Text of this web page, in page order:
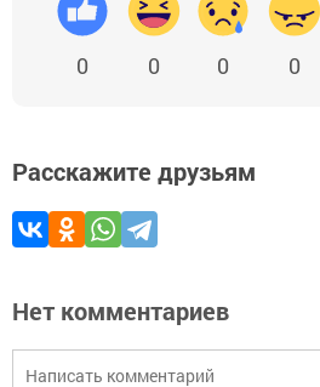
0 0 0 0
Расскажите друзьям
Нет комментариев